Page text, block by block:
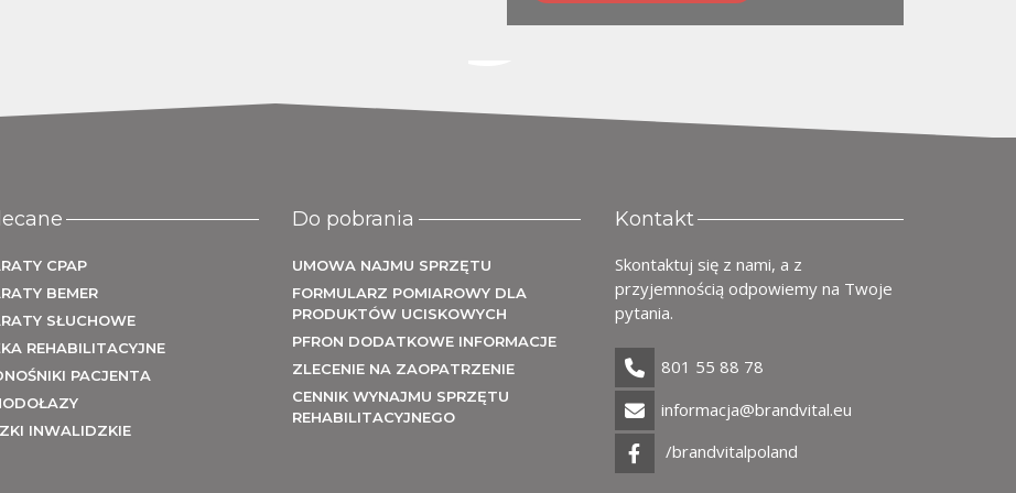
CPAP
BEMER
SŁUCHOWE
REHABILITACYJNE
PACJENTA
INWALIDZKIE
Do pobrania
UMOWA NAJMU SPRZĘTU
FORMULARZ POMIAROWY DLA
PRODUKTÓW UCISKOWYCH
PFRON DODATKOWE INFORMACJE
ZLECENIE NA ZAOPATRZENIE
CENNIK WYNAJMU SPRZĘTU
REHABILITACYJNEGO
Kontakt
Skontaktuj się z nami, a z
przyjemnością odpowiemy na Twoje
pytania.
801 55 88 78
informacja@brandvital.eu
/brandvitalpoland